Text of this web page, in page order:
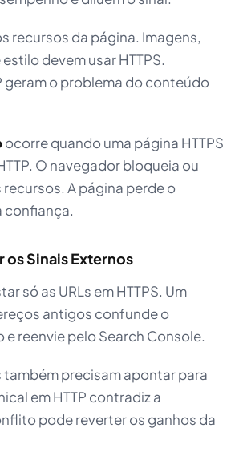
recursos da página. Imagens,
devem usar HTTPS.
geram o problema do conteúdo
ocorre quando uma página HTTPS
O navegador bloqueia ou
A página perde o
confiança.
os Sinais Externos
só as URLs em HTTPS. Um
antigos confunde o
reenvie pelo Search Console.
precisam apontar para
em HTTP contradiz a
pode reverter os ganhos da